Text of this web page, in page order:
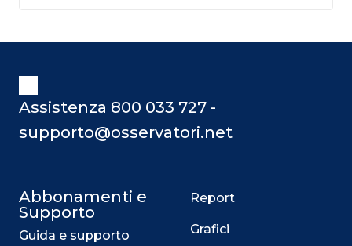
Assistenza 800 033 727 -
supporto@osservatori.net
Abbonamenti e
Supporto
Guida e supporto
Report
Grafici